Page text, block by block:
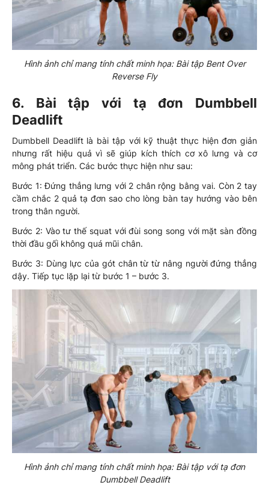
Hình ảnh chỉ mang tính chất minh họa: Bài tập Bent Over
Reverse Fly
6. Bài tập với tạ đơn Dumbbell
Deadlift
Dumbbell Deadlift là bài tập với kỹ thuật thực hiện đơn giản
nhưng rất hiệu quả vì sẽ giúp kích thích cơ xô lưng và cơ
mông phát triển. Các bước thực hiện như sau:
Bước 1: Đứng thẳng lưng với 2 chân rộng bằng vai. Còn 2 tay
cầm chắc 2 quả tạ đơn sao cho lòng bàn tay hướng vào bên
trong thân người.
Bước 2: Vào tư thế squat với đùi song song với mặt sàn đồng
thời đầu gối không quá mũi chân.
Bước 3: Dùng lực của gót chân từ từ nâng người đứng thẳng
dậy. Tiếp tục lặp lại từ bước 1 – bước 3.
Hình ảnh chỉ mang tính chất minh họa: Bài tập với tạ đơn
Dumbbell Deadlift